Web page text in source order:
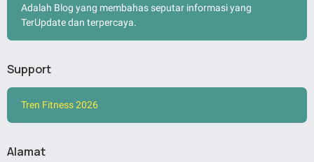
Adalah Blog yang membahas seputar informasi yang
TerUpdate dan terpercaya.
Support
Tren Fitness 2026
Alamat